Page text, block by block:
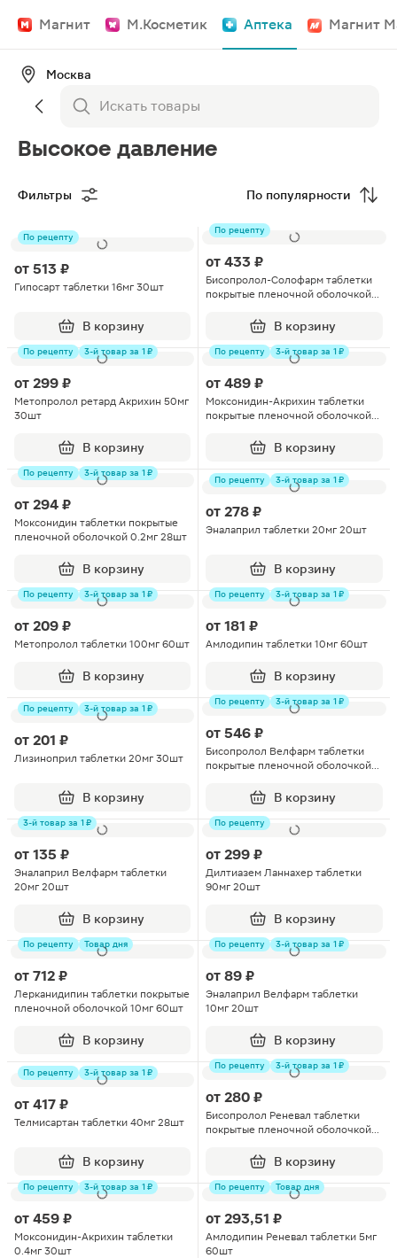
Магнит М.Косметик Аптека Магнит
Москва
Высокое давление
Фильтры По популярности
По рецепту
от 513 ₽
Гипосарт таблетки 16мг 30шт
В корзину
По рецепту
от 433 ₽
Бисопролол-Солофарм таблетки
покрытые пленочной оболочкой
В корзину
По рецепту 3-й товар за 1 ₽
от 299 ₽
Метопролол ретард Акрихин 50мг
30шт
В корзину
По рецепту 3-й товар за 1 ₽
от 489 ₽
Моксонидин-Акрихин таблетки
покрытые пленочной оболочкой
В корзину
По рецепту 3-й товар за 1 ₽
от 294 ₽
Моксонидин таблетки покрытые
пленочной оболочкой 0.2мг 28шт
В корзину
По рецепту 3-й товар за 1 ₽
от 278 ₽
Эналаприл таблетки 20мг 20шт
В корзину
По рецепту 3-й товар за 1 ₽
от 209 ₽
Метопролол таблетки 100мг 60шт
В корзину
По рецепту 3-й товар за 1 ₽
от 181 ₽
Амлодипин таблетки 10мг 60шт
В корзину
По рецепту 3-й товар за 1 ₽
от 201 ₽
Лизиноприл таблетки 20мг 30шт
В корзину
По рецепту 3-й товар за 1 ₽
от 546 ₽
Бисопролол Велфарм таблетки
покрытые пленочной оболочкой
В корзину
3-й товар за 1 ₽
от 135 ₽
Эналаприл Велфарм таблетки
20мг 20шт
В корзину
По рецепту
от 299 ₽
Дилтиазем Ланнахер таблетки
90мг 20шт
В корзину
По рецепту Товар дня
от 712 ₽
Лерканидипин таблетки покрытые
пленочной оболочкой 10мг 60шт
В корзину
По рецепту 3-й товар за 1 ₽
от 89 ₽
Эналаприл Велфарм таблетки
10мг 20шт
В корзину
По рецепту 3-й товар за 1 ₽
от 417 ₽
Телмисартан таблетки 40мг 28шт
В корзину
По рецепту 3-й товар за 1 ₽
от 280 ₽
Бисопролол Реневал таблетки
покрытые пленочной оболочкой
В корзину
По рецепту 3-й товар за 1 ₽
от 459 ₽
Моксонидин-Акрихин таблетки
0.4мг 30шт
По рецепту Товар дня
от 293,51 ₽
Амлодипин Реневал таблетки 5мг
60шт